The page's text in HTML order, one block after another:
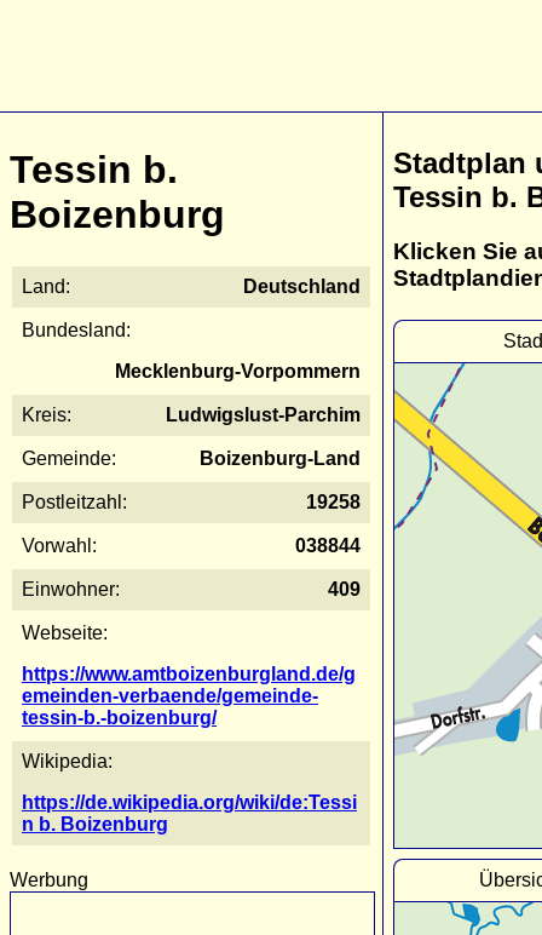
Tessin b.
Boizenburg
Land: Deutschland
Bundesland:
Mecklenburg-Vorpommern
Kreis: Ludwigslust-Parchim
Gemeinde: Boizenburg-Land
Postleitzahl: 19258
Vorwahl: 038844
Einwohner: 409
Webseite:
https://www.amtboizenburgland.de/g
emeinden-verbaende/gemeinde-
tessin-b.-boizenburg/
Wikipedia:
https://de.wikipedia.org/wiki/de:Tessi
n b. Boizenburg
Werbung
Stadtplan
Tessin b.
Klicken Sie